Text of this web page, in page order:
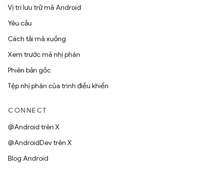
Vị trí lưu trữ mã Android
Yêu cầu
Cách tải mã xuống
Xem trước mã nhị phân
Phiên bản gốc
Tệp nhị phân của trình điều khiển
CONNECT
@Android trên X
@AndroidDev trên X
Blog Android